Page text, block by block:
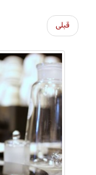
قبلی